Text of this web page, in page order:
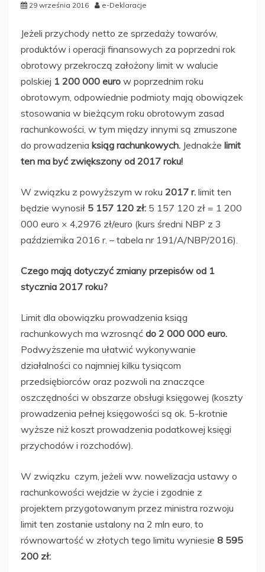
29 września 2016 e-Deklaracje
Jeżeli przychody netto ze sprzedaży towarów,
produktów i operacji finansowych za poprzedni rok
obrotowy przekroczą założony limit w walucie
polskiej 1 200 000 euro w poprzednim roku
obrotowym, odpowiednie podmioty mają obowiązek
stosowania w bieżącym roku obrotowym zasad
rachunkowości, w tym między innymi są zmuszone
do prowadzenia ksiąg rachunkowych. Jednakże limit
ten ma być zwiększony od 2017 roku!
W związku z powyższym w roku 2017 r. limit ten
będzie wynosił 5 157 120 zł: 5 157 120 zł = 1 200
000 euro × 4,2976 zł/euro (kurs średni NBP z 3
października 2016 r. – tabela nr 191/A/NBP/2016).
Czego mają dotyczyć zmiany przepisów od 1
stycznia 2017 roku?
Limit dla obowiązku prowadzenia ksiąg
rachunkowych ma wzrosnąć do 2 000 000 euro.
Podwyższenie ma ułatwić wykonywanie
działalności co najmniej kilku tysiącom
przedsiębiorców oraz pozwoli na znaczące
oszczędności w obszarze obsługi księgowej (koszty
prowadzenia pełnej księgowości są ok. 5-krotnie
wyższe niż koszt prowadzenia podatkowej księgi
przychodów i rozchodów).
W związku czym, jeżeli ww. nowelizacja ustawy o
rachunkowości wejdzie w życie i zgodnie z
projektem przygotowanym przez ministra rozwoju
limit ten zostanie ustalony na 2 mln euro, to
równowartość w złotych tego limitu wyniesie 8 595
200 zł: